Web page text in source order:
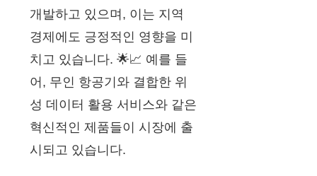
개발하고 있으며, 이는 지역
경제에도 긍정적인 영향을 미
치고 있습니다. 🌟📈 예를 들
어, 무인 항공기와 결합한 위
성 데이터 활용 서비스와 같은
혁신적인 제품들이 시장에 출
시되고 있습니다.